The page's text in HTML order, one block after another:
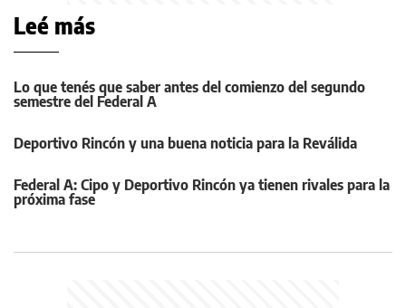
Leé más
Lo que tenés que saber antes del comienzo del segundo
semestre del Federal A
Deportivo Rincón y una buena noticia para la Reválida
Federal A: Cipo y Deportivo Rincón ya tienen rivales para la
próxima fase